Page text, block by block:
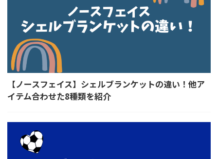
【ノースフェイス】シェルブランケットの違い！他ア
イテム合わせた8種類を紹介